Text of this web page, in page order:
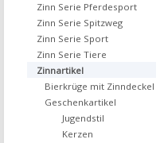
Zinn Serie Pferdesport
Zinn Serie Spitzweg
Zinn Serie Sport
Zinn Serie Tiere
Zinnartikel
Bierkrüge mit Zinndeckel
Geschenkartikel
Jugendstil
Kerzen